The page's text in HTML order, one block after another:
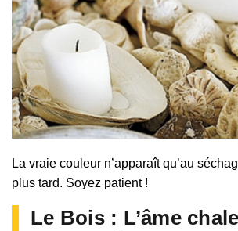
La vraie couleur n’apparaît qu’au
plus tard. Soyez patient !
Le Bois : L’âme